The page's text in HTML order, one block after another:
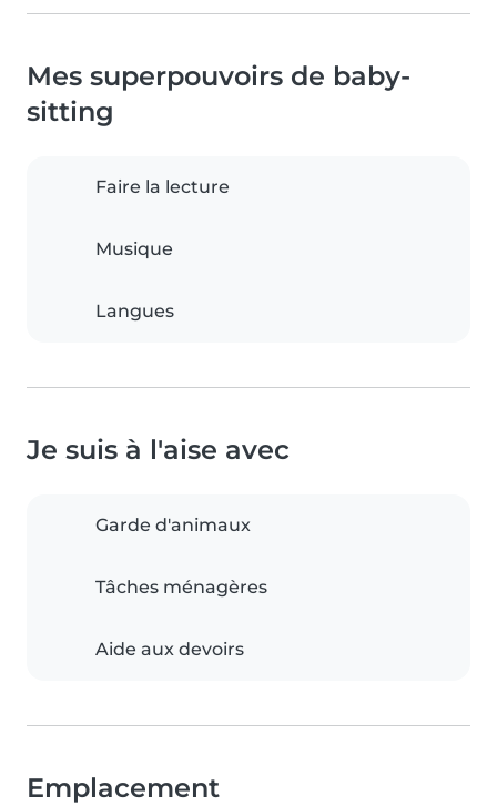
Mes superpouvoirs de baby-
sitting
Faire la lecture
Musique
Langues
Je suis à l'aise avec
Garde d'animaux
Tâches ménagères
Aide aux devoirs
Emplacement